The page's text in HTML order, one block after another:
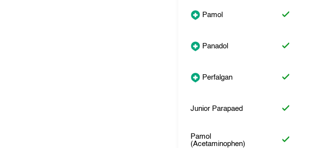
Pamol
Panadol
Perfalgan
Junior Parapaed
Pamol
(Acetaminophen)